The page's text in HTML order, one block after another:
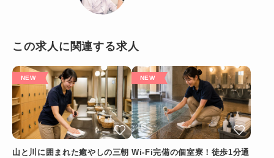
この求人に関連する求人
山と川に囲まれた癒やしの三朝 Wi-Fi完備の個室寮！徒歩1分通